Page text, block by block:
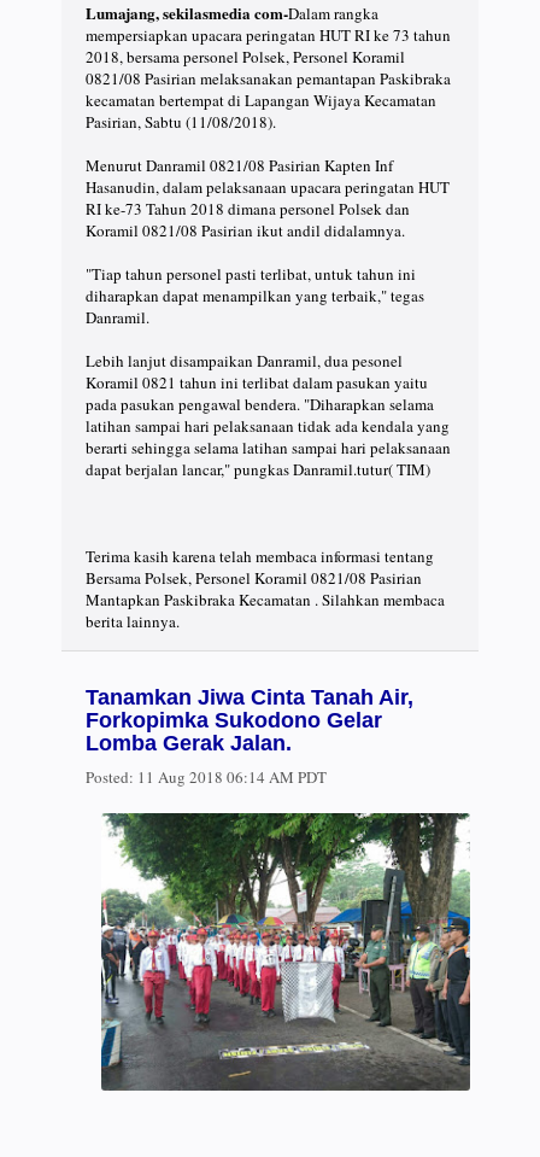
Lumajang, sekilasmedia com-Dalam rangka
mempersiapkan upacara peringatan HUT RI ke 73 tahun
2018, bersama personel Polsek, Personel Koramil
0821/08 Pasirian melaksanakan pemantapan Paskibraka
kecamatan bertempat di Lapangan Wijaya Kecamatan
Pasirian, Sabtu (11/08/2018).
Menurut Danramil 0821/08 Pasirian Kapten Inf
Hasanudin, dalam pelaksanaan upacara peringatan HUT
RI ke-73 Tahun 2018 dimana personel Polsek dan
Koramil 0821/08 Pasirian ikut andil didalamnya.
"Tiap tahun personel pasti terlibat, untuk tahun ini
diharapkan dapat menampilkan yang terbaik," tegas
Danramil.
Lebih lanjut disampaikan Danramil, dua pesonel
Koramil 0821 tahun ini terlibat dalam pasukan yaitu
pada pasukan pengawal bendera. "Diharapkan selama
latihan sampai hari pelaksanaan tidak ada kendala yang
berarti sehingga selama latihan sampai hari pelaksanaan
dapat berjalan lancar," pungkas Danramil.tutur( TIM)
Terima kasih karena telah membaca informasi tentang
Bersama Polsek, Personel Koramil 0821/08 Pasirian
Mantapkan Paskibraka Kecamatan . Silahkan membaca
berita lainnya.
Tanamkan Jiwa Cinta Tanah Air,
Forkopimka Sukodono Gelar
Lomba Gerak Jalan.
Posted: 11 Aug 2018 06:14 AM PDT